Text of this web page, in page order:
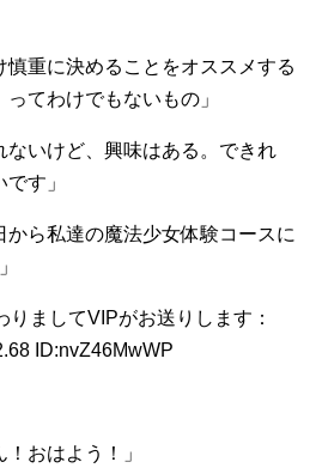
重に決めることをオススメする
てわけでもないもの」
ないけど、興味はある。できれ
す」
ら私達の魔法少女体験コースに
ましてVIPがお送りします：
ID:nvZ46MwWP
おはよう！」